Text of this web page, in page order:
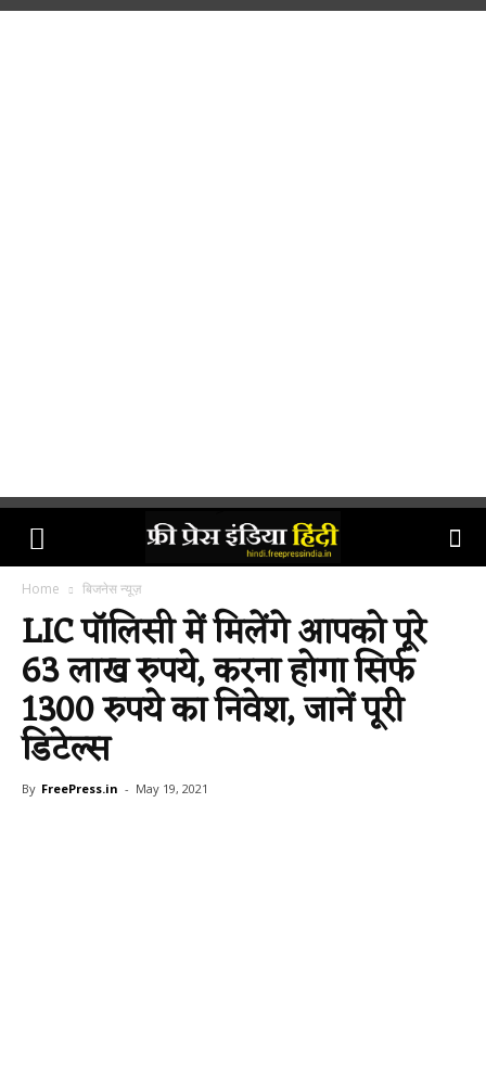
Home बिजनेस न्यूज़
LIC पॉलिसी में मिलेंगे आपको पूरे
63 लाख रुपये, करना होगा सिर्फ
1300 रुपये का निवेश, जानें पूरी
डिटेल्स
By FreePress.in - May 19, 2021